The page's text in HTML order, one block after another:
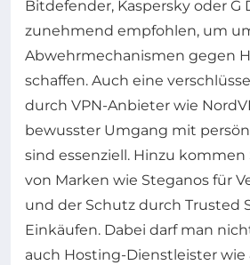
Bitdefender, Kaspersky oder G
zunehmend empfohlen, um
Abwehrmechanismen gegen
schaffen. Auch eine
durch VPN-Anbieter wie
bewusster Umgang mit
sind essenziell. Hinzu
von Marken wie Steganos für
und der Schutz durch Trusted
Einkäufen. Dabei darf man
auch Hosting-Dienstleister wie